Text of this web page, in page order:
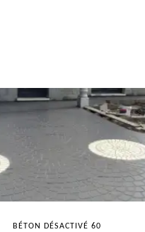
BÉTON DÉSACTIVÉ 60